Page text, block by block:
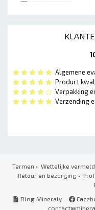
Algemene
Product
Verpakking
Verzending
Termen • Wettelijke
Retour en bezorging•
Blog Mineraly